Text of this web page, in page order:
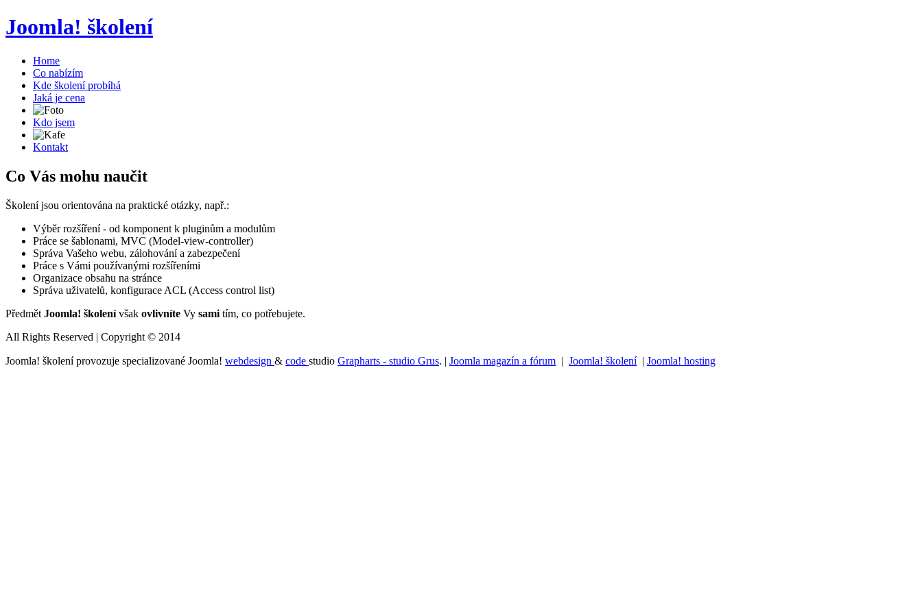
Joomla! školení
Home
Co nabízím
Kde školení probíhá
Jaká je cena
Kdo jsem
Kontakt
Co Vás mohu naučit
Školení jsou orientována na praktické otázky, např.:
Výběr rozšíření - od komponent k pluginům a modulům
Práce se šablonami, MVC (Model-view-controller)
Správa Vašeho webu, zálohování a zabezpečení
Práce s Vámi používanými rozšířeními
Organizace obsahu na stránce
Správa uživatelů, konfigurace ACL (Access control list)
Předmět Joomla! školenívšak ovlivníte Vy sami tím, co potřebujete.
All Rights Reserved | Copyright © 2014
Joomla! školení provozuje specializované Joomla! webdesign & code studio Grapharts - studio Grus. | Joomla magazín a fórum | Joomla! školení| Joomla! hosting